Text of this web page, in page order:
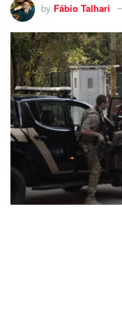
by Fábio Talhari